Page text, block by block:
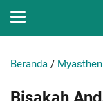
Beranda /